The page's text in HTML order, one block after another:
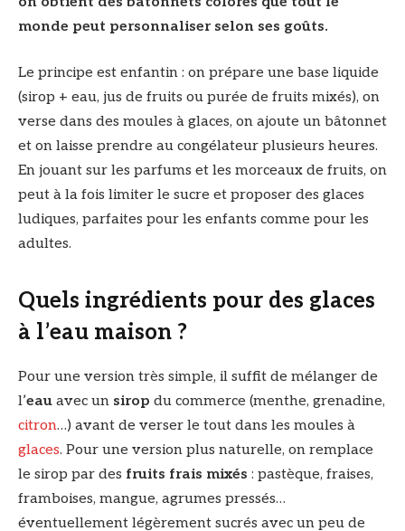
monde peut personnaliser selon ses goûts.
Le principe est enfantin : on prépare une base liquide
(sirop + eau, jus de fruits ou purée de fruits mixés), on
verse dans des moules à glaces, on ajoute un bâtonnet
et on laisse prendre au congélateur plusieurs heures.
En jouant sur les parfums et les morceaux de fruits, on
peut à la fois limiter le sucre et proposer des glaces
ludiques, parfaites pour les enfants comme pour les
adultes.
Quels ingrédients pour des glaces
à l’eau maison ?
Pour une version très simple, il suffit de mélanger de
l’eau avec un sirop du commerce (menthe, grenadine,
citron…) avant de verser le tout dans les moules à
glaces. Pour une version plus naturelle, on remplace
le sirop par des fruits frais mixés : pastèque, fraises,
framboises, mangue, agrumes pressés…
éventuellement légèrement sucrés avec un peu de